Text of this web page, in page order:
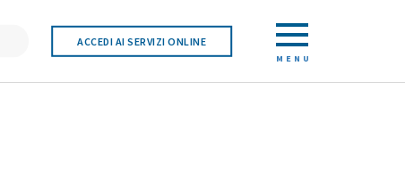
ACCEDI AI SERVIZI ONLINE
MENU